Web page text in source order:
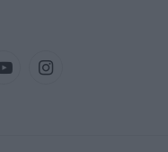
YouTubeInstagram